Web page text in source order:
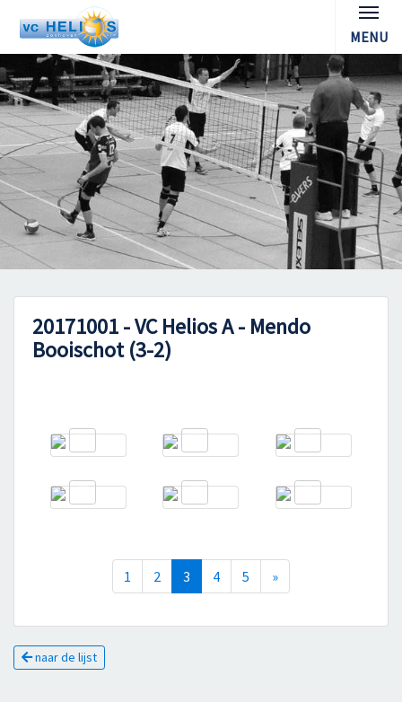
MENU
20171001 - VC Helios A - Mendo
Booischot (3-2)
1 2 3 (current)
4 5 »Next
naar de lijst